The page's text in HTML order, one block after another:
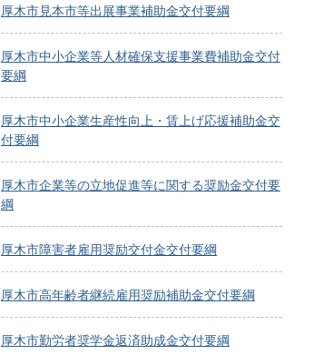
厚木市見本市等出展事業補助金交付要綱
厚木市中小企業等人材確保支援事業費補助金交付
要綱
厚木市中小企業生産性向上・賃上げ応援補助金交
付要綱
厚木市企業等の立地促進等に関する奨励金交付要
綱
厚木市障害者雇用奨励交付金交付要綱
厚木市高年齢者継続雇用奨励補助金交付要綱
厚木市勤労者奨学金返済助成金交付要綱